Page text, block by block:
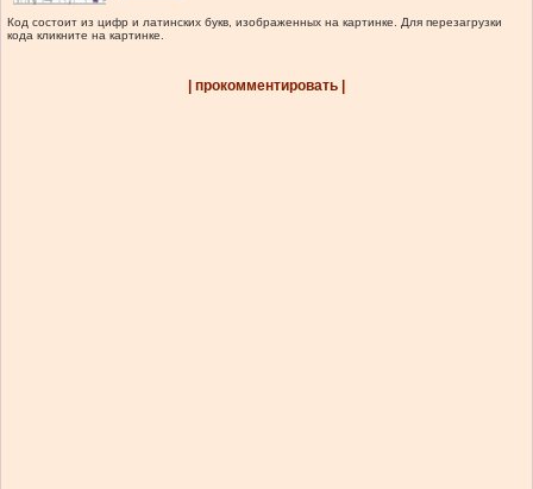
Код состоит из цифр и латинских букв, изображенных на картинке. Для перезагрузки
кода кликните на картинке.
| прокомментировать |